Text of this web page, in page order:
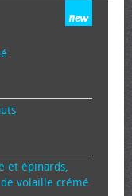
et épinards,
volaille crémé